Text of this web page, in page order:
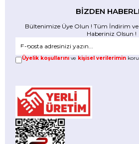
BİZDEN
Bültenimize Üye Olun ! Tüm İndirim ve
Haberiniz Olsun !
Üyelik koşullarını ve kişisel verilerimin